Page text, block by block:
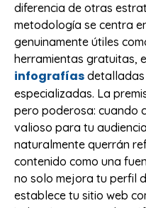
diferencia de otras
metodología se centra
genuinamente útiles
herramientas gratuitas,
infografías
especializadas. La
pero poderosa: cuando
valioso para tu
naturalmente querrán
contenido como una
no solo mejora tu perfil
establece tu sitio web